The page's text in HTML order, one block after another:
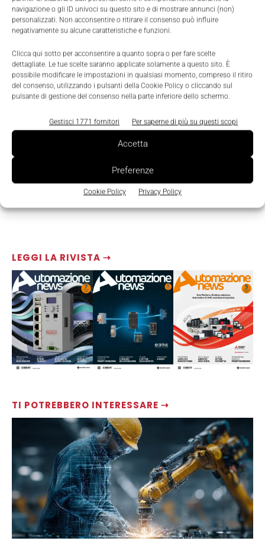
navigazione o gli ID univoci su questo sito e di mostrare annunci (non)
personalizzati. Non acconsentire o ritirare il consenso può influire
negativamente su alcune caratteristiche e funzioni.
Clicca qui sotto per acconsentire a quanto sopra o per fare scelte
dettagliate. Le tue scelte saranno applicate solamente a questo sito. È
possibile modificare le impostazioni in qualsiasi momento, compreso il ritiro
del consenso, utilizzando i pulsanti della Cookie Policy o cliccando sul
pulsante di gestione del consenso nella parte inferiore dello schermo.
Gestisci 1771 fornitori Per saperne di più su questi scopi
Accetta
Preferenze
Cookie Policy Privacy Policy
LEGGI LA RIVISTA ⇢
TI POTREBBERO INTERESSARE ⇢
suite dedicate a Building e Industry.